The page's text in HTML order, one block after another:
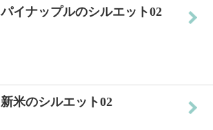
パイナップルのシルエット02
新米のシルエット02